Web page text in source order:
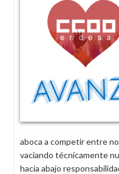
aboca a competir entre
vaciando técnicamente
hacia abajo